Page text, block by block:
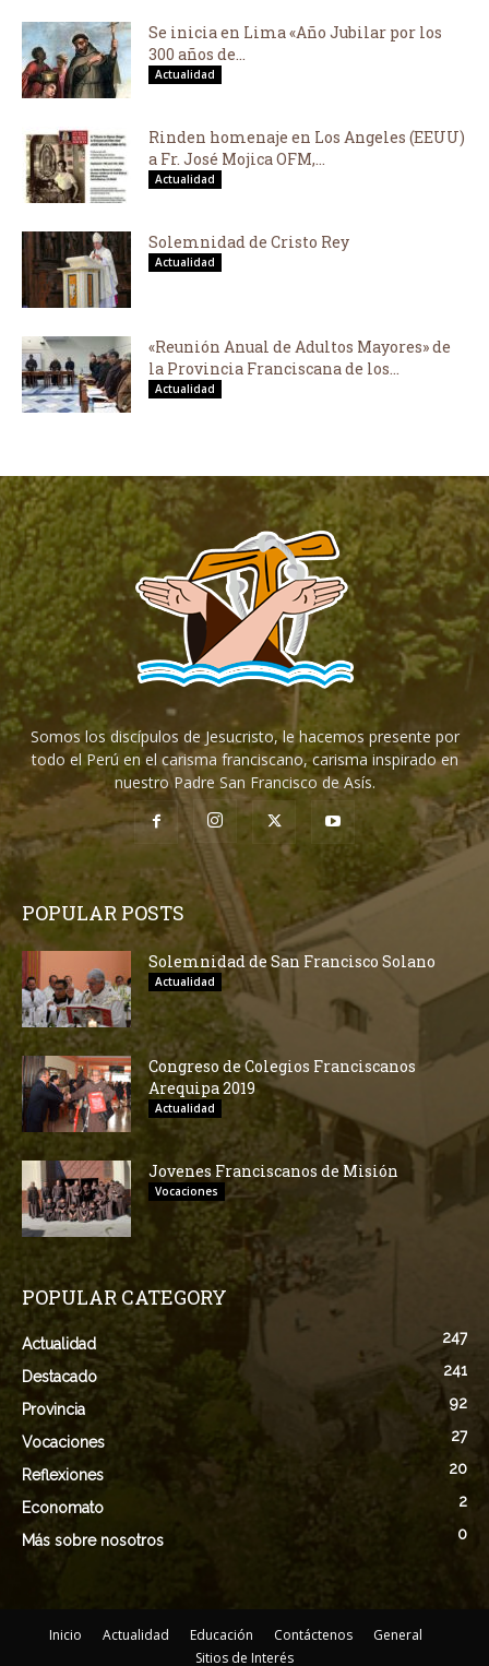
Se inicia en Lima «Año Jubilar por los
300 años de...
Actualidad
Rinden homenaje en Los Angeles (EEUU)
a Fr. José Mojica OFM,...
Actualidad
Solemnidad de Cristo Rey
Actualidad
«Reunión Anual de Adultos Mayores» de
la Provincia Franciscana de los...
Actualidad
Somos los discípulos de Jesucristo, le hacemos presente por
todo el Perú en el carisma franciscano, carisma inspirado en
nuestro Padre San Francisco de Asís.
POPULAR POSTS
Solemnidad de San Francisco Solano
Actualidad
Congreso de Colegios Franciscanos
Arequipa 2019
Actualidad
Jovenes Franciscanos de Misión
Vocaciones
POPULAR CATEGORY
Actualidad 247
Destacado 241
Provincia 92
Vocaciones 27
Reflexiones 20
Economato 2
Más sobre nosotros 0
Inicio Actualidad Educación Contáctenos
General
Sitios de Interés